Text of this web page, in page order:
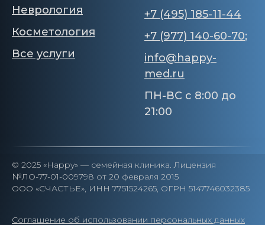
Неврология
Косметология
Все услуги
+7 (495) 185-11-44
+7 (977) 140-60-70;
info@happy-
med.ru
ПН-ВС с 8:00 до
21:00
© 2025 «Happy» — семейная клиника. Лицензия
№ЛО-77-01-009798 от 20 февраля 2015
ООО «СЧАСТЬЕ», ИНН 7751524265, ОГРН 5147746032385
Соглашение об использовании персональных данных